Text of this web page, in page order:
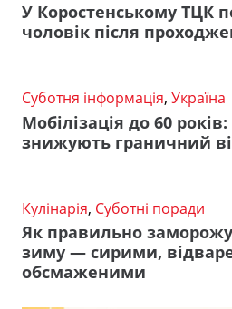
У Коростенському ТЦК
чоловік після
Суботня інформація, Україна
Мобілізація до 60
знижують граничний
Кулінарія, Суботні поради
Як правильно
зиму — сирими,
обсмаженими